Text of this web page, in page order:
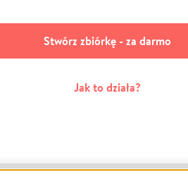
Stwórz zbiórkę - za darmo
Jak to działa?